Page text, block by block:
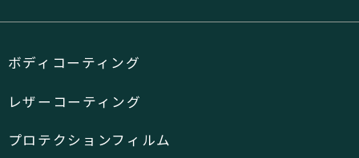
ボディコーティング
レザーコーティング
プロテクションフィルム